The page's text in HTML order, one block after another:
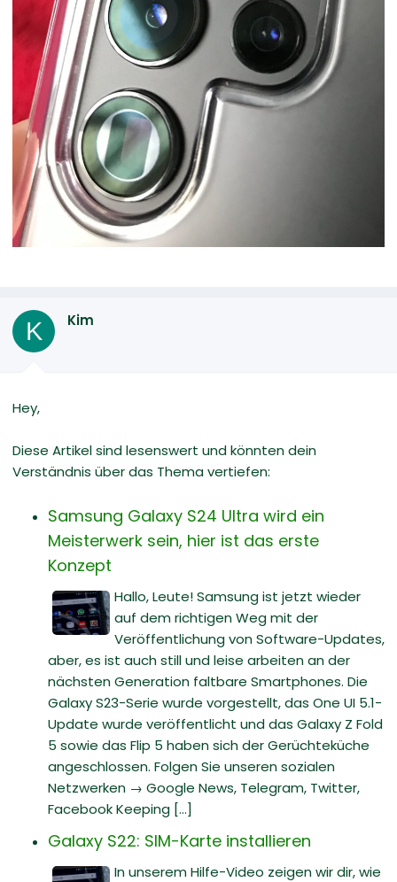
K Kim
Hey,
Diese Artikel sind lesenswert und könnten dein
Verständnis über das Thema vertiefen:
Samsung Galaxy S24 Ultra wird ein
Meisterwerk sein, hier ist das erste
Konzept
Hallo, Leute! Samsung ist jetzt wieder
auf dem richtigen Weg mit der
Veröffentlichung von Software-Updates,
aber, es ist auch still und leise arbeiten an der
nächsten Generation faltbare Smartphones. Die
Galaxy S23-Serie wurde vorgestellt, das One UI 5.1-
Update wurde veröffentlicht und das Galaxy Z Fold
5 sowie das Flip 5 haben sich der Gerüchteküche
angeschlossen. Folgen Sie unseren sozialen
Netzwerken → Google News, Telegram, Twitter,
Facebook Keeping [...]
Galaxy S22: SIM-Karte installieren
In unserem Hilfe-Video zeigen wir dir, wie